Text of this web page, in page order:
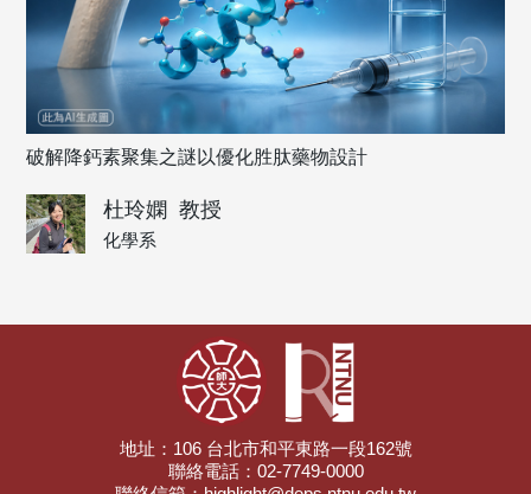
破解降鈣素聚集之謎以優化胜肽藥物設計
杜玲嫻 教授
化學系
地址：106 台北市和平東路一段162號
聯絡電話：02-7749-0000